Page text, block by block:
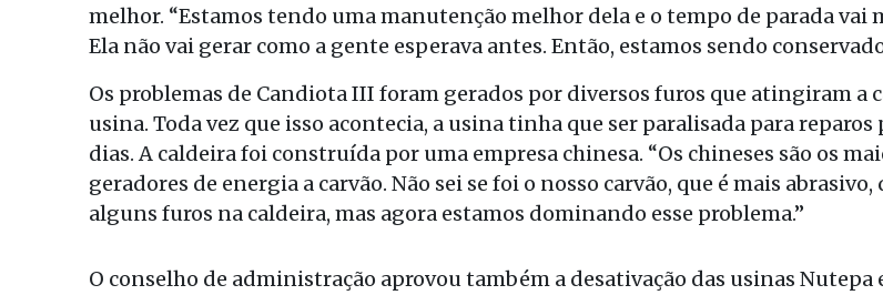
melhor. “Estamos tendo uma manutenção melhor dela e o tempo de parada vai
Ela não vai gerar como a gente esperava antes. Então, estamos sendo
Os problemas de Candiota III foram gerados por diversos furos que atingiram a
usina. Toda vez que isso acontecia, a usina tinha que ser paralisada para
dias. A caldeira foi construída por uma empresa chinesa. “Os chineses são os
geradores de energia a carvão. Não sei se foi o nosso carvão, que é mais abrasivo,
alguns furos na caldeira, mas agora estamos dominando esse problema.”
O conselho de administração aprovou também a desativação das usinas Nutepa